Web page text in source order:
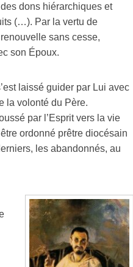
dons hiérarchiques et
(…). Par la vertu de
sans cesse,
son Époux.
laissé guider par Lui avec
la volonté du Père.
par l’Esprit vers la vie
ordonné prêtre diocésain
les abandonnés, au